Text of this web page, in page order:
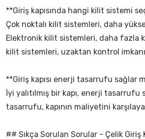
**Giriş kapısında hangi kilit sistemi
Çok noktalı kilit sistemleri, daha
Elektronik kilit sistemleri, daha fazla
kilit sistemleri, uzaktan kontrol
**Giriş kapısı enerji tasarrufu sağlar
İyi yalıtılmış bir kapı, enerji tasarrufu
tasarrufu, kapının maliyetini
## Sıkça Sorulan Sorular - Çelik Giriş